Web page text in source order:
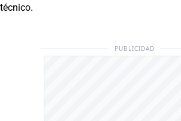
técnico.
PUBLICIDAD